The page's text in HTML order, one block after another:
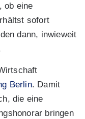
ob eine
sofort
dann, inwieweit
Berlin. Damit
die eine
bringen